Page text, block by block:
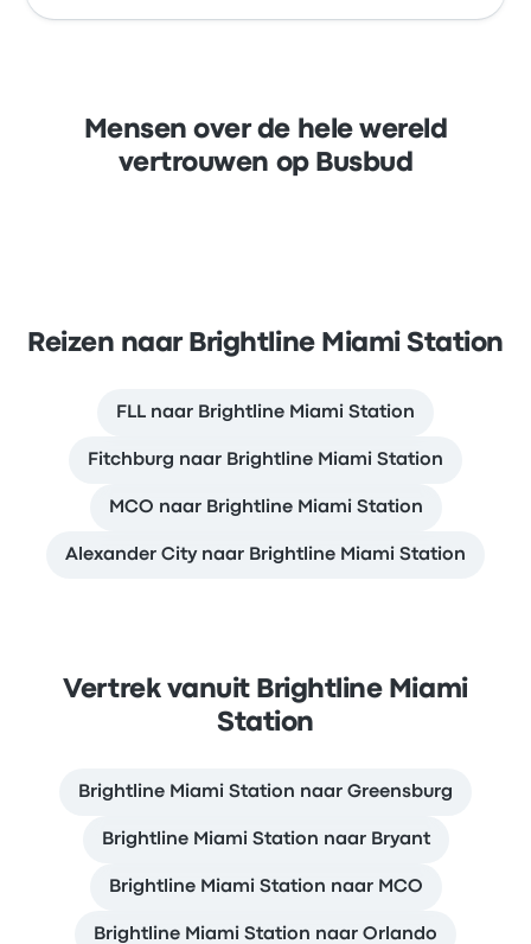
Mensen over de hele wereld
vertrouwen op Busbud
Reizen naar Brightline Miami Station
FLL naar Brightline Miami Station
Fitchburg naar Brightline Miami Station
MCO naar Brightline Miami Station
Alexander City naar Brightline Miami Station
Vertrek vanuit Brightline Miami
Station
Brightline Miami Station naar Greensburg
Brightline Miami Station naar Bryant
Brightline Miami Station naar MCO
Brightline Miami Station naar Orlando